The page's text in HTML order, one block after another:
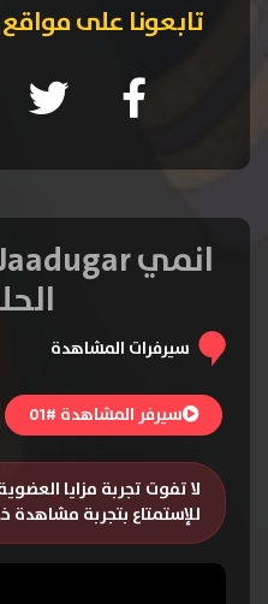
تابعونا على
سيرفرات المشاهدة
سيرفر المشاهدة #01
لا تفوت تجربة مزايا
للإستمتاع بتجربة مشاهدة